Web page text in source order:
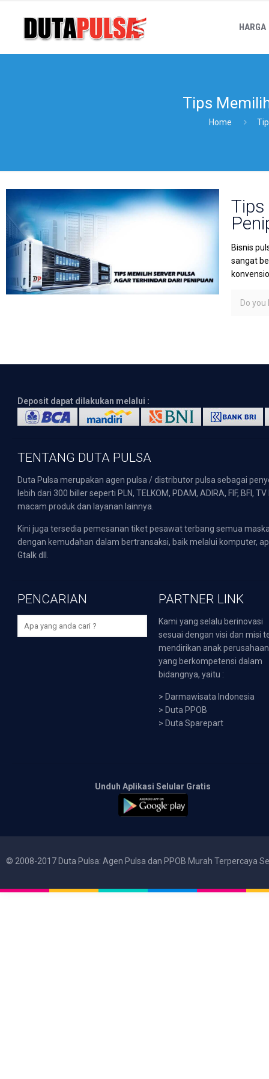
HARGA
Tips
Home
Tips
Bisnis
sangat
Do you
Deposit dapat dilakukan melalui :
TENTANG DUTA PULSA
Duta Pulsa merupakan agen pulsa / distributor pulsa sebagai
lebih dari 300 biller seperti PLN, TELKOM, PDAM, ADIRA, FIF,
macam produk dan layanan lainnya.
Kini juga tersedia pemesanan tiket pesawat terbang semua
dengan kemudahan dalam bertransaksi, baik melalui komputer,
Gtalk dll.
PENCARIAN PARTNER LINK
Kami yang selalu berinovasi
sesuai dengan visi dan misi
mendirikan anak perusahaan
yang berkompetensi dalam
bidangnya, yaitu :
> Darmawisata Indonesia
> Duta PPOB
> Duta Sparepart
Unduh Aplikasi Selular Gratis
© 2008-2017 Duta Pulsa: Agen Pulsa dan PPOB Murah Terpercaya